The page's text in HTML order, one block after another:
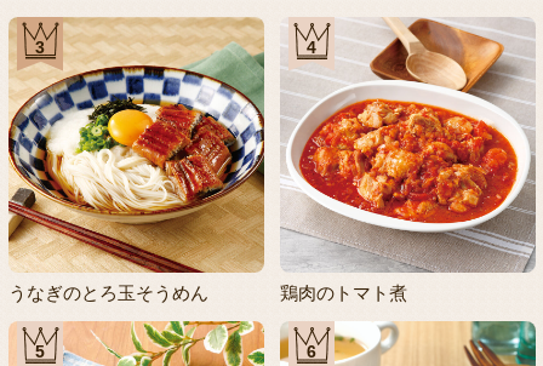
3
うなぎのとろ玉そうめん
4
鶏肉のトマト煮
5 6